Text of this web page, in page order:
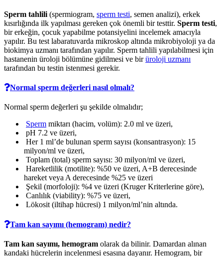
Sperm tahlili (spermiogram, sperm testi, semen analizi), erkek
kısırlığında ilk yapılması gereken çok önemli bir testtir. Sperm testi,
bir erkeğin, çocuk yapabilme potansiyelini incelemek amacıyla
yapılır. Bu test labaratuvarda mikroskop altında mikrobiyoloji ya da
biokimya uzmanı tarafından yapılır. Sperm tahlili yapılabilmesi için
hastanenin üroloji bölümüne gidilmesi ve birüroloji uzmanı
tarafından bu testin istenmesi gerekir.
Normal sperm değerleri nasıl olmalı?
Normal sperm değerleri şu şekilde olmalıdır;
Sperm miktarı (hacim, volüm): 2.0 ml ve üzeri,
pH 7.2 ve üzeri,
Her 1 ml’de bulunan sperm sayısı (konsantrasyon): 15
milyon/ml ve üzeri,
Toplam (total) sperm sayısı: 30 milyon/ml ve üzeri,
Hareketlilik (motilite): %50 ve üzeri, A+B derecesinde
hareket veya A derecesinde %25 ve üzeri
Şekil (morfoloji): %4 ve üzeri (Kruger Kriterlerine göre),
Canlılık (viability): %75 ve üzeri,
Lökosit (iltihap hücresi) 1 milyon/ml’nin altında.
Tam kan sayımı (hemogram) nedir?
Tam kan sayımı, hemogram olarak da bilinir. Damardan alınan
kandaki hücrelerin incelenmesi esasına dayanır. Hemogram, bir